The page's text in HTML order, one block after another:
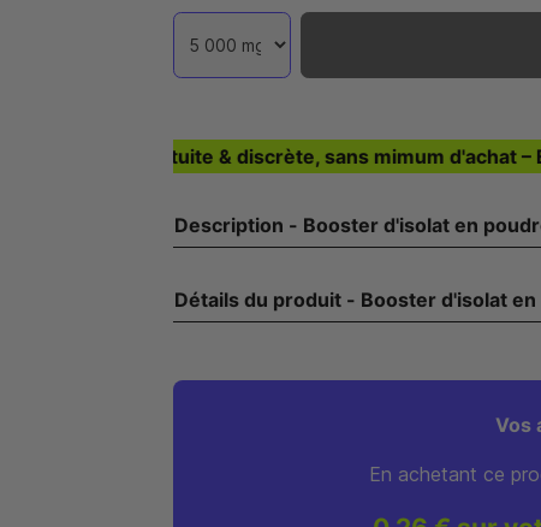
Livraison gratuite & discrète, sans mimum d'achat –
Description - Booster d'isolat en
Détails du produit - Booster
Vos
En achetant ce